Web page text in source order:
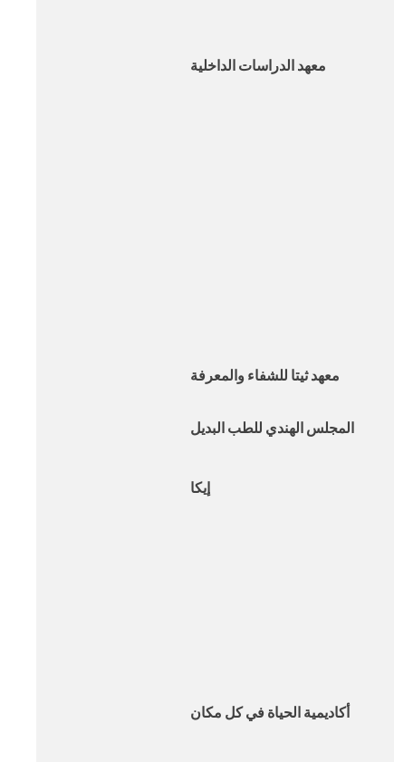
معهد الدراسات الداخلية
معهد ثيتا للشفاء والمعرفة
المجلس الهندي للطب البديل
إيكا
أكاديمية الحياة في كل مكان